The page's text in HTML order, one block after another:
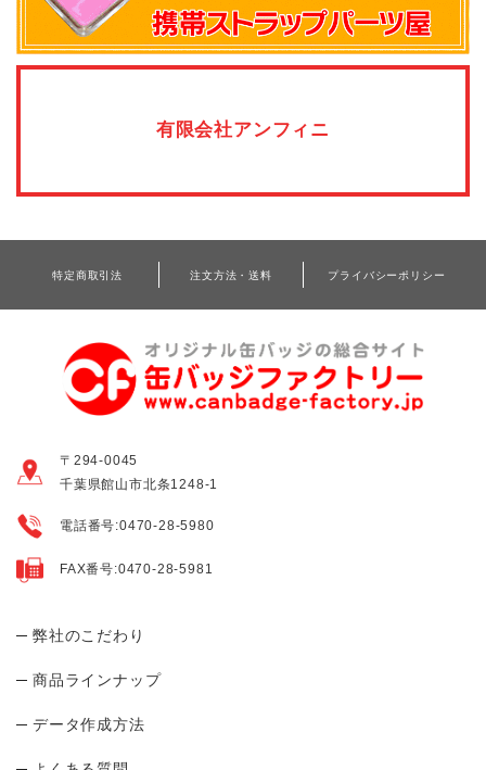
有限会社アンフィニ
特定商取引法 注文方法・送料 プライバシーポリシー
〒294-0045
千葉県館山市北条1248-1
電話番号:0470-28-5980
FAX番号:0470-28-5981
弊社のこだわり
商品ラインナップ
データ作成方法